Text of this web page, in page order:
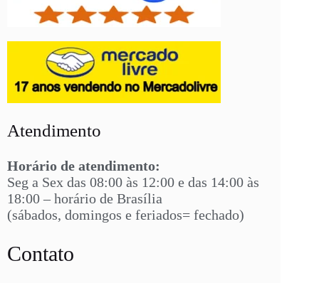
Atendimento
Horário de atendimento:
Seg a Sex das 08:00 às 12:00 e das 14:00 às
18:00 – horário de Brasília
(sábados, domingos e feriados= fechado)
Contato